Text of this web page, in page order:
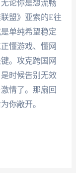
论你是想流畅
盟》亚索的E往
单纯希望稳定
懂游戏、懂网
。攻克跨国网
时候告别无效
情了。那扇回
你敞开。